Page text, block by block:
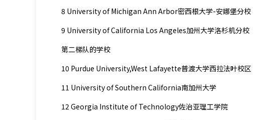
8 University of Michigan Ann Arbor密西根大学-安娜堡分校
9 University of California Los Angeles加州大学洛杉机分校
第二梯队的学校
10 Purdue University,West Lafayette普渡大学西拉法叶校区
11 University of Southern California南加州大学
12 Georgia Institute of Technology佐治亚理工学院